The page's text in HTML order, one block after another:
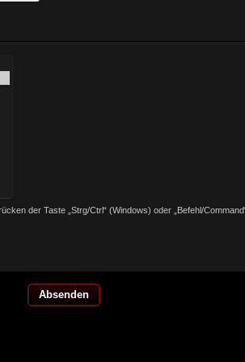
der Taste „Strg/Ctrl“ (Windows) oder „Befehl/